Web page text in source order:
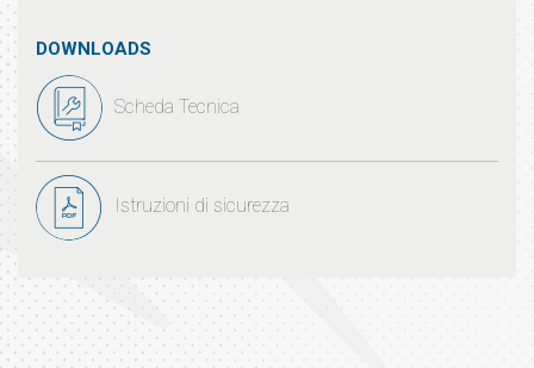
DOWNLOADS
Scheda Tecnica
Istruzioni di sicurezza